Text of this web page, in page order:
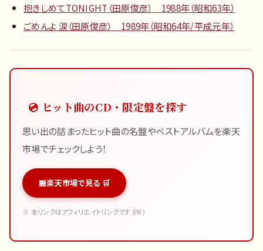
抱きしめてTONIGHT（田原俊彦） 1988年（昭和63年）
ごめんよ 涙（田原俊彦） 1989年（昭和64年/平成元年）
💿 ヒット曲のCD・限定盤を探す
思い出の詰まったヒット曲の名盤やベストアルバムを楽天
市場でチェックしよう！
楽天市場で見る 🛒
※ 本リンクはアフィリエイトリンクです（PR）